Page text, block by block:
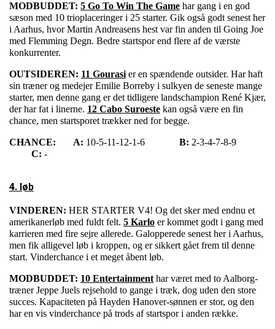
MODBUDDET: 5 Go To Win The Game har gang i en god
sæson med 10 trioplaceringer i 25 starter. Gik også godt senest her
i Aarhus, hvor Martin Andreasens hest var fin anden til Going Joe
med Flemming Degn. Bedre startspor end flere af de værste
konkurrenter.
OUTSIDEREN: 11 Gourasier en spændende outsider. Har haft
sin træner og medejer Emilie Borreby i sulkyen de seneste mange
starter, men denne gang er det tidligere landschampion René Kjær,
der har fat i linerne. 12 Cabo Suroeste kan også være en fin
chance, men startsporet trækker ned for begge.
CHANCE: A: 10-5-11-12-1-6 B: 2-3-4-7-8-9
C: -
4. løb
VINDEREN: HER STARTER V4! Og det sker med endnu et
amerikanerløb med fuldt felt. 5 Karlo er kommet godt i gang med
karrieren med fire sejre allerede. Galopperede senest her i Aarhus,
men fik alligevel løb i kroppen, og er sikkert gået frem til denne
start. Vinderchance i et meget åbent løb.
MODBUDDET: 10 Entertainmenthar været med to Aalborg-
træner Jeppe Juels rejsehold to gange i træk, dog uden den store
succes. Kapaciteten på Hayden Hanover-sønnen er stor, og den
har en vis vinderchance på trods af startspor i anden række.